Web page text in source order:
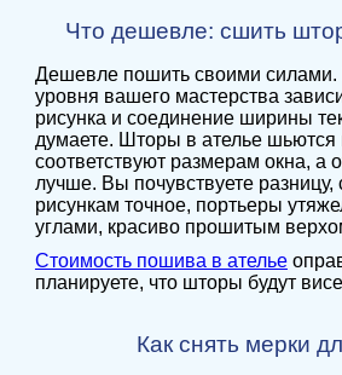
Что дешевле: сшить
Дешевле пошить своими силами.
уровня вашего мастерства
рисунка и соединение ширины
думаете. Шторы в ателье шьются
соответствуют размерам окна, а
лучше. Вы почувствуете разницу,
рисункам точное, портьеры
углами, красиво прошитым
Стоимость пошива в ателье
планируете, что шторы будут
Как снять мерки